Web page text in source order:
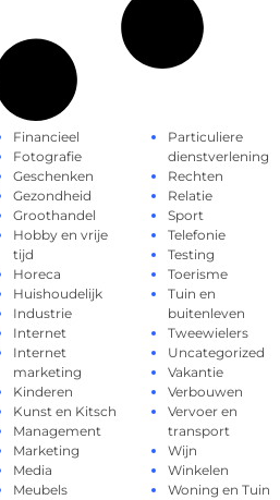
Financieel
Fotografie
Geschenken
Gezondheid
Groothandel
Hobby en vrije
tijd
Horeca
Huishoudelijk
Industrie
Internet
Internet
marketing
Kinderen
Kunst en Kitsch
Management
Marketing
Media
Meubels
Particuliere
dienstverlening
Rechten
Relatie
Sport
Telefonie
Testing
Toerisme
Tuin en
buitenleven
Tweewielers
Uncategorized
Vakantie
Verbouwen
Vervoer en
transport
Wijn
Winkelen
Woning en Tuin